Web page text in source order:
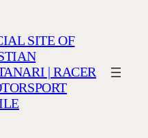
SITE OF
| RACER